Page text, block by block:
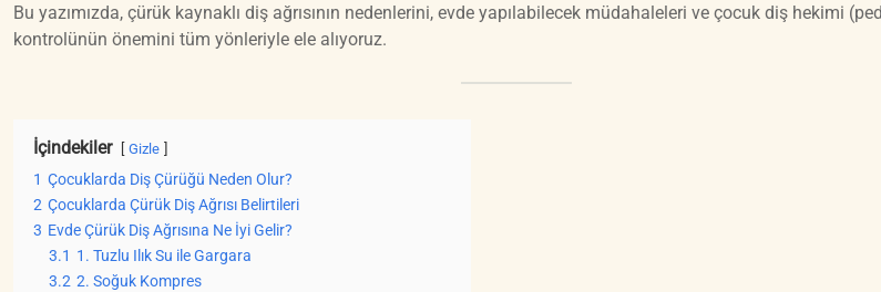
Bu yazımızda, çürük kaynaklı diş ağrısının nedenlerini, evde yapılabilecek müdahaleleri ve çocuk diş hekimi
kontrolünün önemini tüm yönleriyle ele alıyoruz.
İçindekiler Gizle
1 Çocuklarda Diş Çürüğü Neden Olur?
2 Çocuklarda Çürük Diş Ağrısı Belirtileri
3 Evde Çürük Diş Ağrısına Ne İyi Gelir?
3.1 1. Tuzlu Ilık Su ile Gargara
3.2 2. Soğuk Kompres